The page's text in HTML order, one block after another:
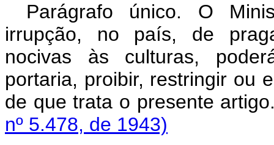
Parágrafo único. O
irrupção, no país, de
nocivas às culturas,
portaria, proibir, restringir ou
de que trata o
nº 5.478, de 1943)